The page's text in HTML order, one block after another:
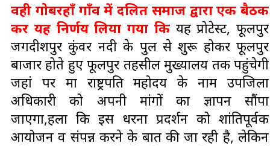
वही गोबरहाँ गाँव में दलित समाज द्वारा एक बैठक
कर यह निर्णय लिया गया कि यह प्रोटेस्ट, फूलपुर
जगदीशपुर कुंवर नदी के पुल से शुरू होकर फूलपुर
बाजार होते हुए फूलपुर तहसील मुख्यालय तक पहुंचेगी
जहां पर मा राष्ट्रपति महोदय के नाम उपजिला
अधिकारी को अपनी मांगों का ज्ञापन सौंपा
जाएगा,हला कि इस धरना प्रदर्शन को शांतिपूर्वक
आयोजन व संपन्न करने के बात की जा रही है, लेकिन